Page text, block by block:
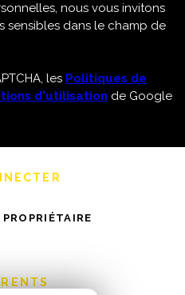
nous vous invitons
sensibles dans le champ de
les Politiques de
d'utilisation de Google
PROPRIÉTAIRE